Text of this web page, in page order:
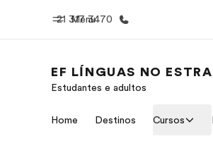
Menu
21 317 3470
Bem-vindo à EF
EF LÍNGUAS NO
Estudantes e adultos
Home Destinos Cursos